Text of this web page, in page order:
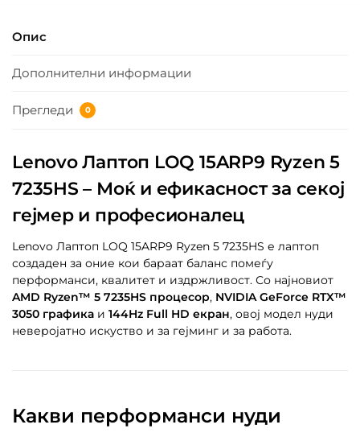
Опис
Дополнителни информации
Прегледи 0
Lenovo Лаптоп LOQ 15ARP9 Ryzen 5
7235HS – Моќ и ефикасност за секој
гејмер и професионалец
Lenovo Лаптоп LOQ 15ARP9 Ryzen 5 7235HS е лаптоп
создаден за оние кои бараат баланс помеѓу
перформанси, квалитет и издржливост. Со најновиот
AMD Ryzen™ 5 7235HS процесор, NVIDIA GeForce RTX™
3050 графика и 144Hz Full HD екран, овој модел нуди
неверојатно искуство и за гејминг и за работа.
Какви перформанси нуди